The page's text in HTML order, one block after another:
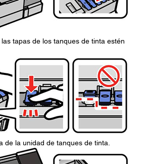
tapas de los tanques de tinta estén
de la unidad de tanques de tinta.